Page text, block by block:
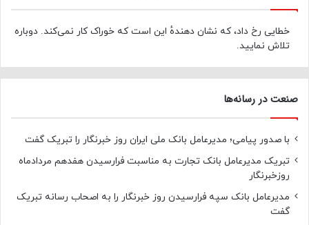
خطایی رخ داد، که نشان دهندهٔ این است که خوراک کار نمی‌کند. دوباره
تلاش نمایید.
صنعت در رسانه‌ها
با صدور پیامی؛ مدیرعامل بانک ملی ایران روز خبرنگار را تبریک گفت
تبریک مدیرعامل بانک تجارت به مناسبت فرارسیدن هفدهم مردادماه
روزخبرنگار
مدیرعامل بانک سپه فرارسیدن روز خبرنگار را به اصحاب رسانه تبریک
گفت